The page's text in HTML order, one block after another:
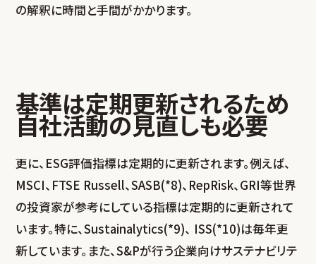
の解釈に時間と手間がかかります。
基準は定期更新されるため
自社活動の見直しも必要
更に、ESG評価指標は定期的に更新されます。例えば、
MSCI、FTSE Russell、SASB(*8)、RepRisk、GRI等世界
の投資家が参考にしている指標は定期的に更新されて
います。特に、Sustainalytics(*9)、 ISS(*10)は毎年更
新しています。また、S&Pが行う企業向けサステナビリテ